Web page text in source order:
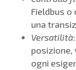
Fieldbus o
una
Versatilità
posizione,
ogni